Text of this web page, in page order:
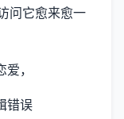
问它愈来愈一
，
错误